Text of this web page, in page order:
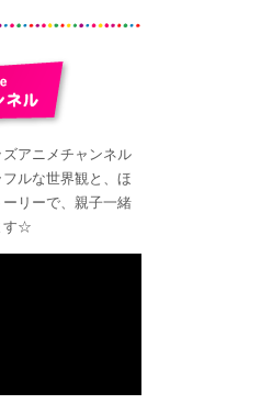
アニメチャンネル
ルな世界観と、ほ
リーで、親子一緒
す☆